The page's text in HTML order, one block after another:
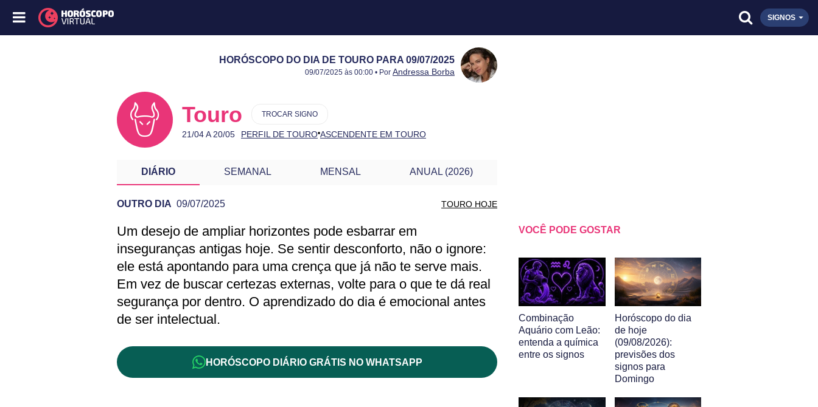
SIGNOS
HORÓSCOPO DO DIA DE TOURO PARA 09/07/2025
Publicado:
09/07/2025
Atualizado:
09/07/2025
09/07/2025 às 00:00 • Por Andressa Borba
Touro
21/04 A 20/05 PERFIL DE TOURO•ASCENDENTE EM TOURO
TROCAR SIGNO
DIÁRIO SEMANAL MENSAL ANUAL (2026)
OUTRO DIA 09/07/2025 TOURO HOJE
PREVISÃO DE TOURO PARA OUTRO DIA
Um desejo de ampliar horizontes pode esbarrar em
inseguranças antigas hoje. Se sentir desconforto, não o ignore:
ele está apontando para uma crença que já não te serve mais.
Em vez de buscar certezas externas, volte para o que te dá real
segurança por dentro. O aprendizado do dia é emocional antes
de ser intelectual.
HORÓSCOPO DIÁRIO GRÁTIS NO WHATSAPP
VOCÊ PODE GOSTAR
Combinação
Aquário com Leão:
entenda a química
entre os signos
Horóscopo do dia
de hoje
(09/08/2026):
previsões dos
signos para
Domingo